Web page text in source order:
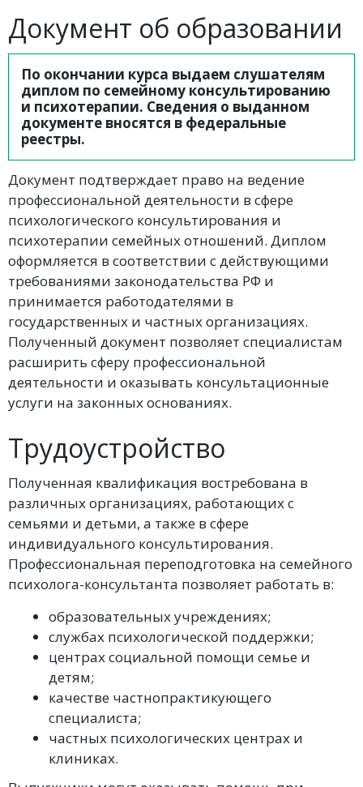
Документ об образовании
По окончании курса выдаем слушателям
диплом по семейному консультированию
и психотерапии. Сведения о выданном
документе вносятся в федеральные
реестры.
Документ подтверждает право на ведение
профессиональной деятельности в сфере
психологического консультирования и
психотерапии семейных отношений. Диплом
оформляется в соответствии с действующими
требованиями законодательства РФ и
принимается работодателями в
государственных и частных организациях.
Полученный документ позволяет специалистам
расширить сферу профессиональной
деятельности и оказывать консультационные
услуги на законных основаниях.
Трудоустройство
Полученная квалификация востребована в
различных организациях, работающих с
семьями и детьми, а также в сфере
индивидуального консультирования.
Профессиональная переподготовка на семейного
психолога-консультанта позволяет работать в:
образовательных учреждениях;
службах психологической поддержки;
центрах социальной помощи семье и
детям;
качестве частнопрактикующего
специалиста;
частных психологических центрах и
клиниках.